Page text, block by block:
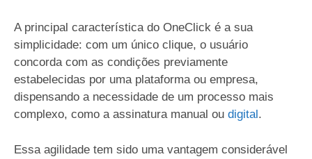
A principal característica do OneClick é a sua
simplicidade: com um único clique, o usuário
concorda com as condições previamente
estabelecidas por uma plataforma ou empresa,
dispensando a necessidade de um processo mais
complexo, como a assinatura manual ou digital .
Essa agilidade tem sido uma vantagem considerável